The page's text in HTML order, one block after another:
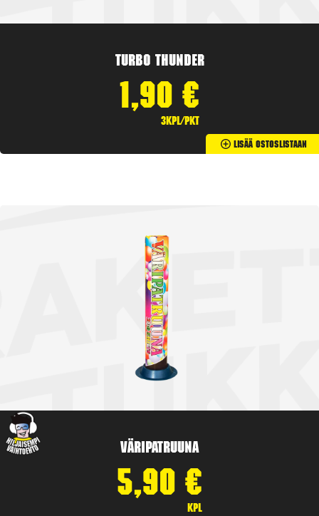
Turbo Thunder
1,90 €
3kpl/pkt
Lisää Ostoslistaan
Väripatruuna
5,90 €
kpl